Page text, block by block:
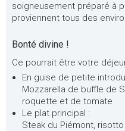
soigneusement préparé à
proviennent tous des
Bonté divine !
Ce pourrait être votre
En guise de petite
Mozzarella de buffle de
roquette et de tomate
Le plat principal :
Steak du Piémont,